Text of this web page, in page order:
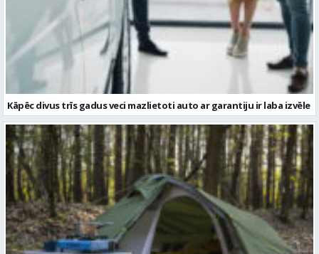
Kāpēc divus trīs gadus veci mazlietoti auto ar garantiju ir laba izvēle